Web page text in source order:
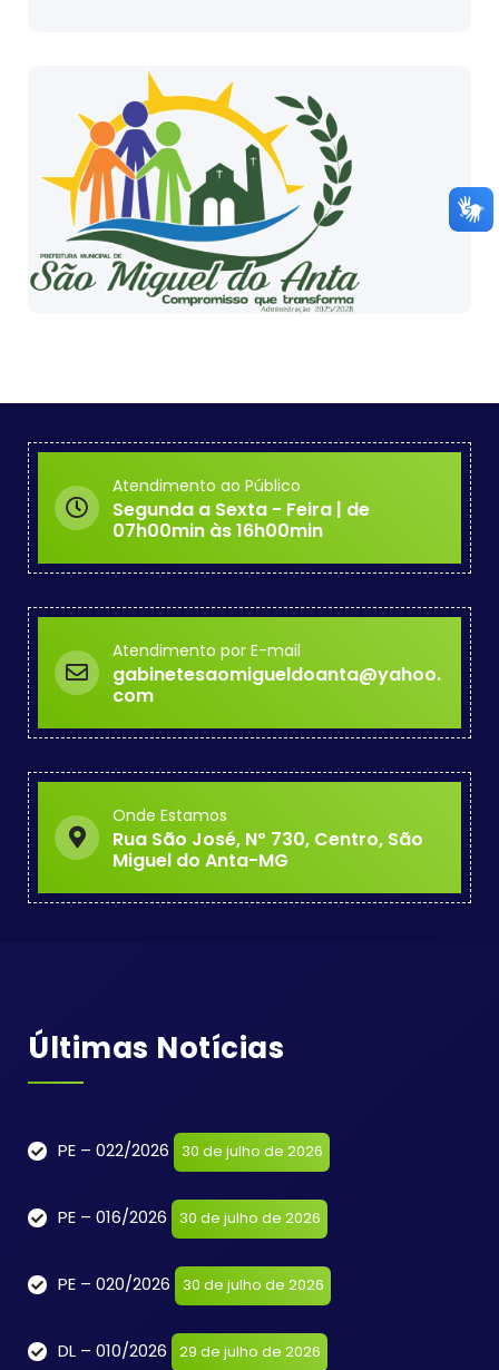
Atendimento ao Público
Segunda a Sexta - Feira | de
07h00min às 16h00min
Atendimento por E-mail
gabinetesaomigueldoanta@yahoo.
com
Onde Estamos
Rua São José, Nº 730, Centro, São
Miguel do Anta-MG
Últimas Notícias
PE – 022/2026 30 de julho de 2026
PE – 016/2026 30 de julho de 2026
PE – 020/2026 30 de julho de 2026
DL – 010/2026 29 de julho de 2026